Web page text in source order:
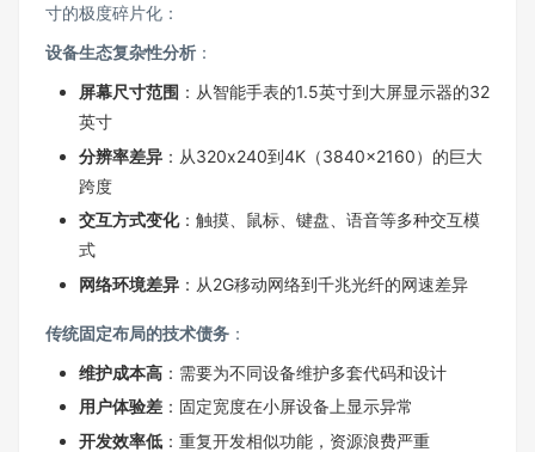
寸的极度碎片化：
设备生态复杂性分析 ：
屏幕尺寸范围 ：从智能手表的1.5英寸到大屏显示器的32
英寸
分辨率差异 ：从320x240到4K（3840x2160）的巨大
跨度
交互方式变化：触摸、鼠标、键盘、语音等多种交互模
式
网络环境差异 ：从2G移动网络到千兆光纤的网速差异
传统固定布局的技术债务 ：
维护成本高 ：需要为不同设备维护多套代码和设计
用户体验差 ：固定宽度在小屏设备上显示异常
开发效率低 ：重复开发相似功能，资源浪费严重